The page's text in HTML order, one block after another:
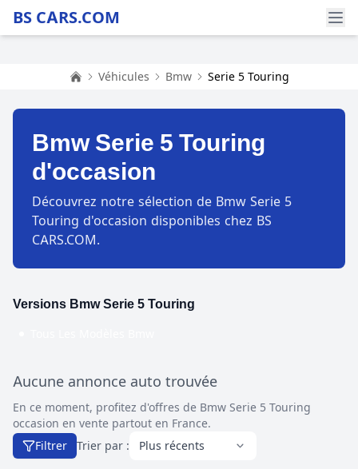
BS CARS.COM
Véhicules Bmw Serie 5 Touring
Bmw Serie 5 Touring
d'occasion
Découvrez notre sélection de Bmw Serie 5
Touring d'occasion disponibles chez BS
CARS.COM.
Versions Bmw Serie 5 Touring
Aucune annonce auto trouvée
En ce moment, profitez d'offres de Bmw Serie 5 Touring
occasion en vente partout en France.
Filtrer
Trier par :